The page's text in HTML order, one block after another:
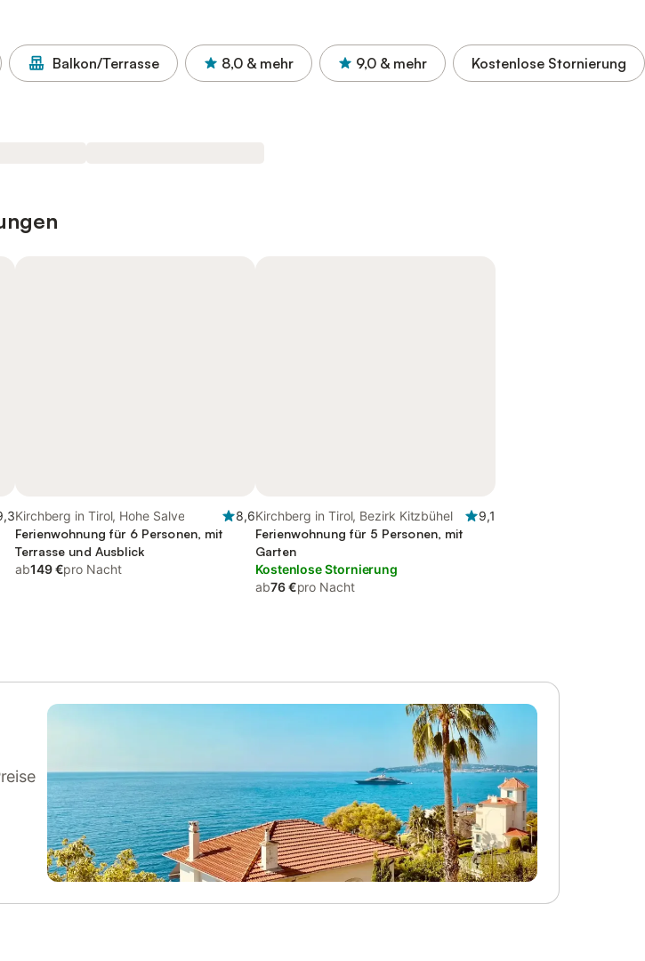
Balkon/Terrasse 8,0 & mehr 9,0 & mehr Kostenlose Stornierung
Kirchberg in Tirol, Hohe Salve
8,6
Ferienwohnung für 6 Personen, mit
Terrasse und Ausblick
ab149 €pro Nacht
Kirchberg in Tirol, Bezirk Kitzbühel
9,1
Ferienwohnung für 5 Personen, mit
Garten
Kostenlose Stornierung
ab76 €pro Nacht